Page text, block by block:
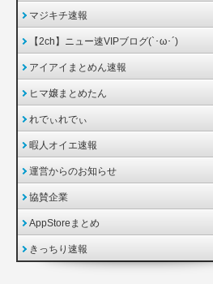
マジキチ速報
【2ch】ニュー速VIPブログ(`･ω･´)
アイアイまとめん速報
ヒマ嬢まとめたん
れでぃれでぃ
暇人オイエ速報
運営からのお知らせ
協賛企業
AppStoreまとめ
きっちり速報